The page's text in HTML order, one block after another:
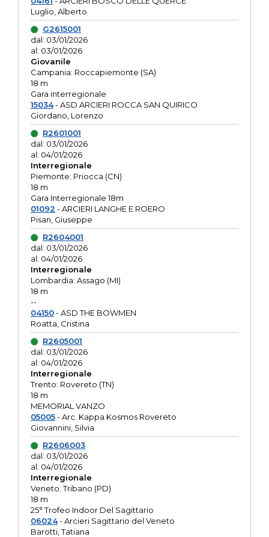
Luglio, Alberto
G2615001
dal: 03/01/2026
al: 03/01/2026
Giovanile
Campania: Roccapiemonte (SA)
18 m
Gara interregionale
15034- ASD ARCIERI ROCCA SAN QUIRICO
Giordano, Lorenzo
R2601001
dal: 03/01/2026
al: 04/01/2026
Interregionale
Piemonte: Priocca (CN)
18 m
Gara Interregionale 18m
01092 - ARCIERI LANGHE E ROERO
Pisan, Giuseppe
R2604001
dal: 03/01/2026
al: 04/01/2026
Interregionale
Lombardia: Assago (MI)
18 m
--
04150- ASD THE BOWMEN
Roatta, Cristina
R2605001
dal: 03/01/2026
al: 04/01/2026
Interregionale
Trento: Rovereto (TN)
18 m
MEMORIAL VANZO
05005- Arc. Kappa Kosmos Rovereto
Giovannini, Silvia
R2606003
dal: 03/01/2026
al: 04/01/2026
Interregionale
Veneto: Tribano (PD)
18 m
25° Trofeo Indoor Del Sagittario
06024- Arcieri Sagittario del Veneto
Barotti, Tatiana